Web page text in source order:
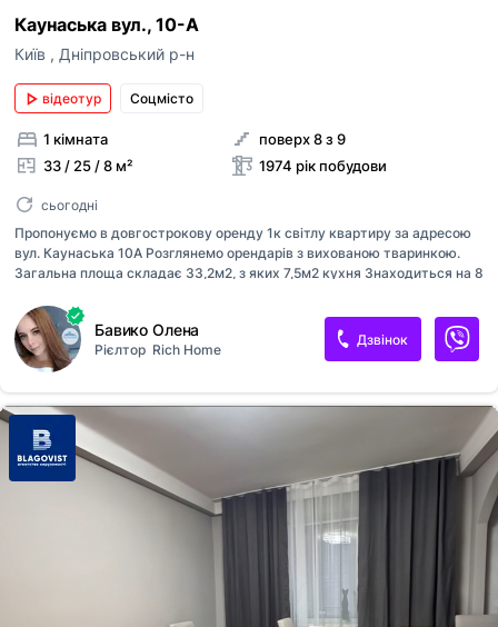
Каунаська вул., 10-А
Київ , Дніпровський р-н
відеотур Соцмісто
1 кімната
33 / 25 / 8 м²
поверх 8 з 9
1974 рік побудови
сьогодні
Пропонуємо в довгострокову оренду 1к світлу квартиру за адресою
вул. Каунаська 10А Розглянемо орендарів з вихованою тваринкою.
Загальна площа складає 33,2м2, з яких 7,5м2 кухня Знаходиться на 8
кабіна Квартира обладнана сучасною технікою -Бойлер 30л -Плита
(газ) -Холодильник -Кондиціонер -Пральна машина -Мікрохвильова
піч З меблів: -Двоспальне ліжко -Розкладний диван -Вмістка шафа
-Робоча зона Інфраструктура та зручності: Добре розвинена
інфраструктура. Поруч садок, школа, дитячі майданчики, магазини,
кафе, банк, пошта та багато іншого. Зручне транспортне
розв'язування. Поруч зупинка транспорта.До метро
Дарниця,Лівобережна 1...
Бавико Олена
Рієлтор Rich Home
Дзвінок